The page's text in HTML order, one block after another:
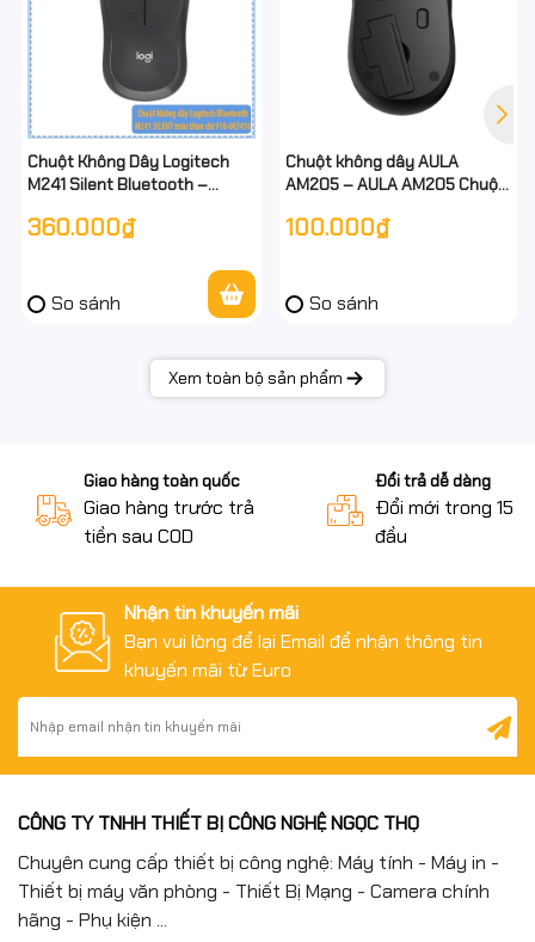
Chuột Không Dây Logitech
M241 Silent Bluetooth –
giảm 90% tiếng ồn – Hàng
360.000₫
So sánh
Chuột không dây AULA
AM205 – AULA AM205 Chuột
Nhạy – Chính hãng
100.000₫
So sánh
Xem toàn bộ sản phẩm
Giao hàng toàn quốc
Giao hàng trước trả
tiền sau COD
Đổi trả dễ dàng
Đổi mới trong 15
đầu
Nhận tin khuyến mãi
Bạn vui lòng để lại Email để nhận thông tin
khuyến mãi từ Euro
CÔNG TY TNHH THIẾT BỊ CÔNG NGHỆ NGỌC THỌ
Chuyên cung cấp thiết bị công nghệ: Máy tính - Máy in -
Thiết bị máy văn phòng - Thiết Bị Mạng - Camera chính
hãng - Phụ kiện ...